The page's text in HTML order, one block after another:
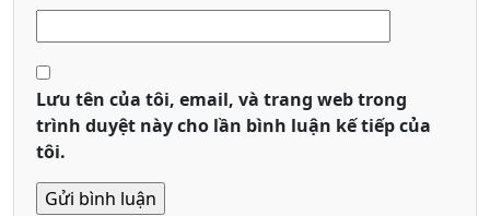
Lưu tên của tôi, email, và trang web trong
trình duyệt này cho lần bình luận kế tiếp của
tôi.